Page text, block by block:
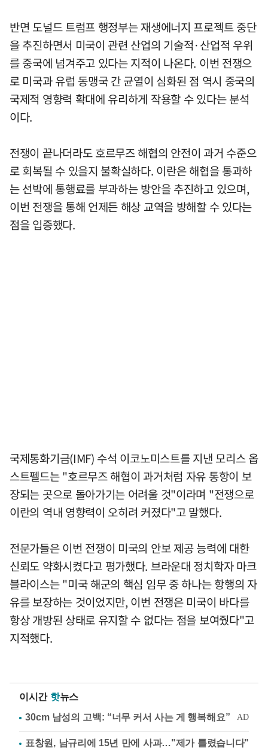
반면 도널드 트럼프 행정부는 재생에너지 프로젝트 중단
을 추진하면서 미국이 관련 산업의 기술적·산업적 우위
를 중국에 넘겨주고 있다는 지적이 나온다. 이번 전쟁으
로 미국과 유럽 동맹국 간 균열이 심화된 점 역시 중국의
국제적 영향력 확대에 유리하게 작용할 수 있다는 분석
이다.
전쟁이 끝나더라도 호르무즈 해협의 안전이 과거 수준으
로 회복될 수 있을지 불확실하다. 이란은 해협을 통과하
는 선박에 통행료를 부과하는 방안을 추진하고 있으며,
이번 전쟁을 통해 언제든 해상 교역을 방해할 수 있다는
점을 입증했다.
국제통화기금(IMF) 수석 이코노미스트를 지낸 모리스 옵
스트펠드는 "호르무즈 해협이 과거처럼 자유 통항이 보
장되는 곳으로 돌아가기는 어려울 것"이라며 "전쟁으로
이란의 역내 영향력이 오히려 커졌다"고 말했다.
전문가들은 이번 전쟁이 미국의 안보 제공 능력에 대한
신뢰도 약화시켰다고 평가했다. 브라운대 정치학자 마크
블라이스는 "미국 해군의 핵심 임무 중 하나는 항행의 자
유를 보장하는 것이었지만, 이번 전쟁은 미국이 바다를
항상 개방된 상태로 유지할 수 없다는 점을 보여줬다"고
지적했다.
이시간 핫뉴스
표창원, 남규리에 15년 만에 사과…"제가 틀렸습니다"